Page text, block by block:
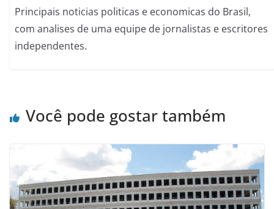
Principais noticias politicas e economicas do Brasil,
com analises de uma equipe de jornalistas e escritores
independentes.
Você pode gostar também